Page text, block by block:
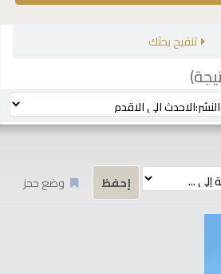
تنقيح بحثك
وضع حجز